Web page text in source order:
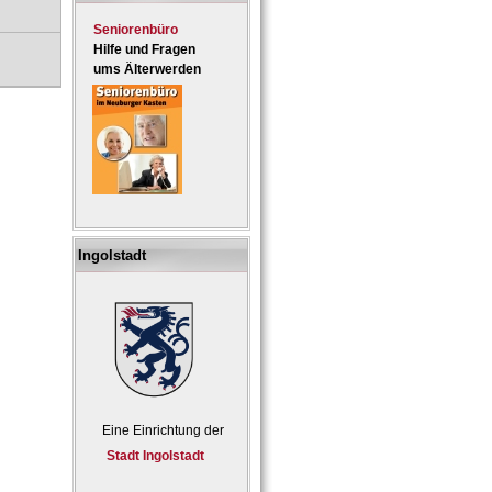
Seniorenbüro
Hilfe und Fragen
ums Älterwerden
Ingolstadt
Eine Einrichtung der
Stadt Ingolstadt